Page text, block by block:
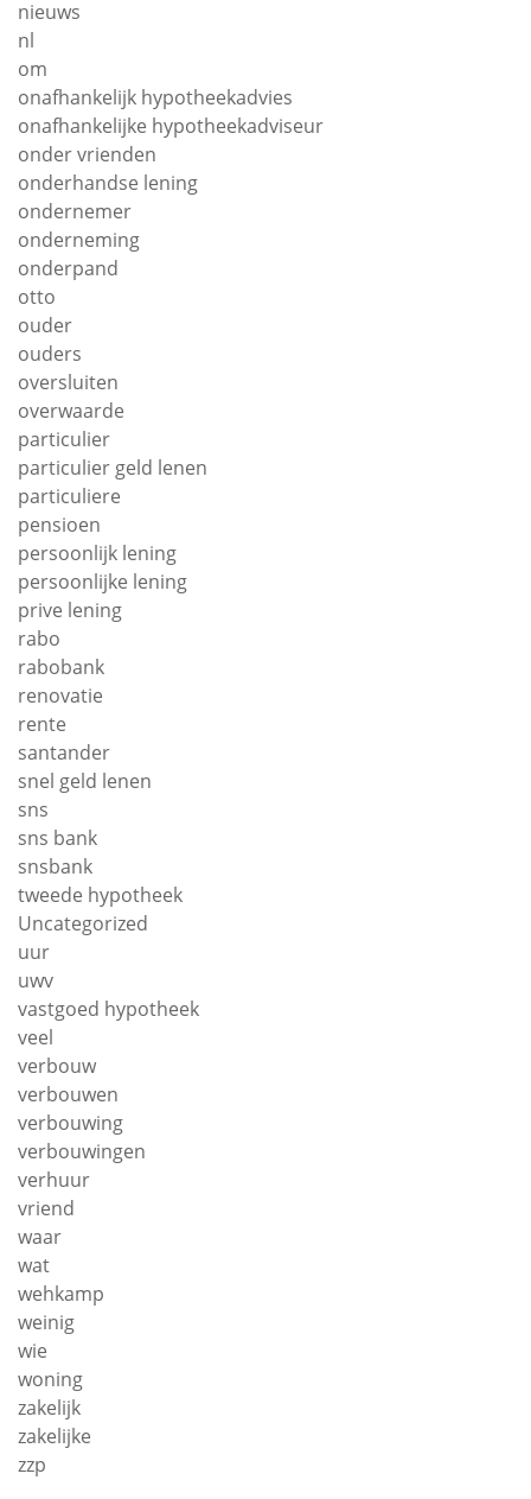
nieuws
nl
om
onafhankelijk hypotheekadvies
onafhankelijke hypotheekadviseur
onder vrienden
onderhandse lening
ondernemer
onderneming
onderpand
otto
ouder
ouders
oversluiten
overwaarde
particulier
particulier geld lenen
particuliere
pensioen
persoonlijk lening
persoonlijke lening
prive lening
rabo
rabobank
renovatie
rente
santander
snel geld lenen
sns
sns bank
snsbank
tweede hypotheek
Uncategorized
uur
uwv
vastgoed hypotheek
veel
verbouw
verbouwen
verbouwing
verbouwingen
verhuur
vriend
waar
wat
wehkamp
weinig
wie
woning
zakelijk
zakelijke
zzp